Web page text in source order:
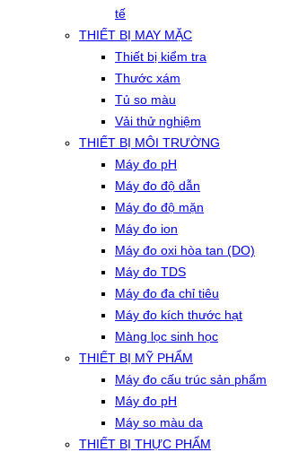
tế
THIẾT BỊ MAY MẶC
Thiết bị kiểm tra
Thước xám
Tủ so màu
Vải thử nghiệm
THIẾT BỊ MÔI TRƯỜNG
Máy đo pH
Máy đo độ dẫn
Máy đo độ mặn
Máy đo ion
Máy đo oxi hòa tan (DO)
Máy đo TDS
Máy đo đa chỉ tiêu
Máy đo kích thước hạt
Màng lọc sinh học
THIẾT BỊ MỸ PHẨM
Máy đo cấu trúc sản phẩm
Máy đo pH
Máy so màu da
THIẾT BỊ THỰC PHẨM